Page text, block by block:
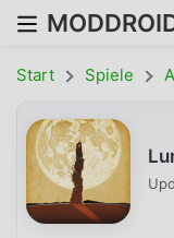
Start Spiele